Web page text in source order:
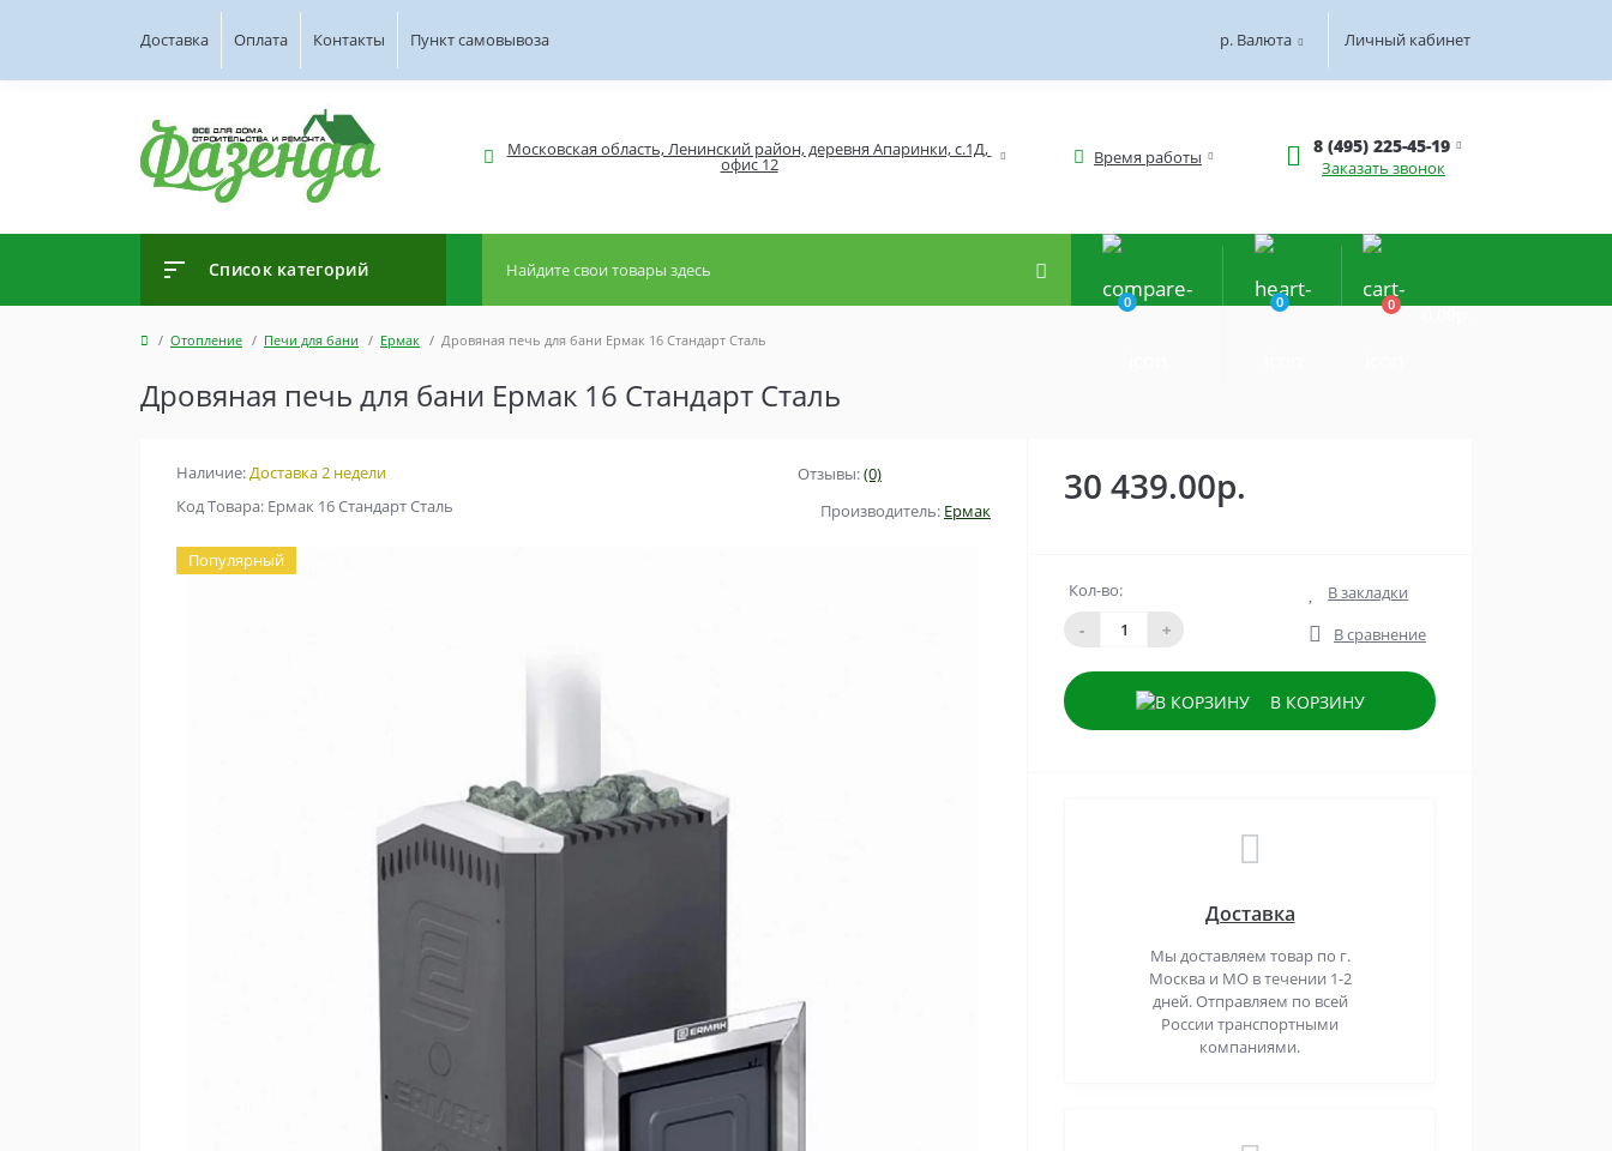
Доставка Оплата Контакты Пункт самовывоза р. Валюта Личный кабинет
Московская область, Ленинский район, деревня Апаринки, с.1Д,
офис 12 Время работы 8 (495) 225-45-19
Заказать звонок
Список категорий
0 0 0
Отопление Печи для бани Ермак Дровяная печь для бани Ермак 16 Стандарт Сталь
Дровяная печь для бани Ермак 16 Стандарт Сталь
Наличие:Доставка 2 недели
Код Товара: Ермак 16 Стандарт Сталь
Отзывы:(0)
Производитель: Ермак
Популярный
30 439.00р.
Кол-во:
-
+
В закладки
В сравнение
В КОРЗИНУ
Доставка
Мы доставляем товар по г.
Москва и МО в течении 1-2
дней. Отправляем по всей
России транспортными
компаниями.